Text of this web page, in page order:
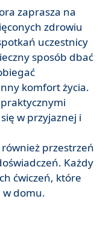
zaprasza na
zdrowiu
uczestnicy
sposób dbać
komfort życia.
praktycznymi
w przyjaznej i
przestrzeń
Każdy
ćwiczeń, które
w domu.